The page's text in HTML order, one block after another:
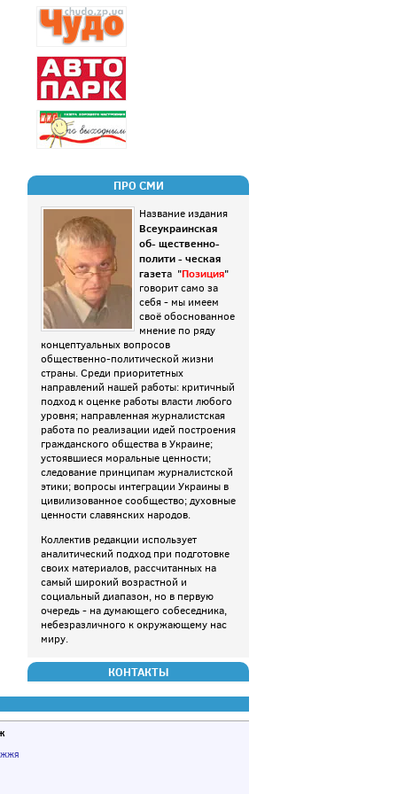
ПРО СМИ
Название издания
Всеукраинская
об- щественно-
полити - ческая
газета "Позиция"
говорит само за
себя - мы имеем
своё обоснованное
мнение по ряду
концептуальных вопросов
общественно-политической жизни
страны. Среди приоритетных
направлений нашей работы: критичный
подход к оценке работы власти любого
уровня; направленная журналистская
работа по реализации идей построения
гражданского общества в Украине;
устоявшиеся моральные ценности;
следование принципам журналистской
этики; вопросы интеграции Украины в
цивилизованное сообщество; духовные
ценности славянских народов.
Коллектив редакции использует
аналитический подход при подготовке
своих материалов, рассчитанных на
самый широкий возрастной и
социальный диапазон, но в первую
очередь - на думающего собеседника,
небезразличного к окружающему нас
миру.
КОНТАКТЫ